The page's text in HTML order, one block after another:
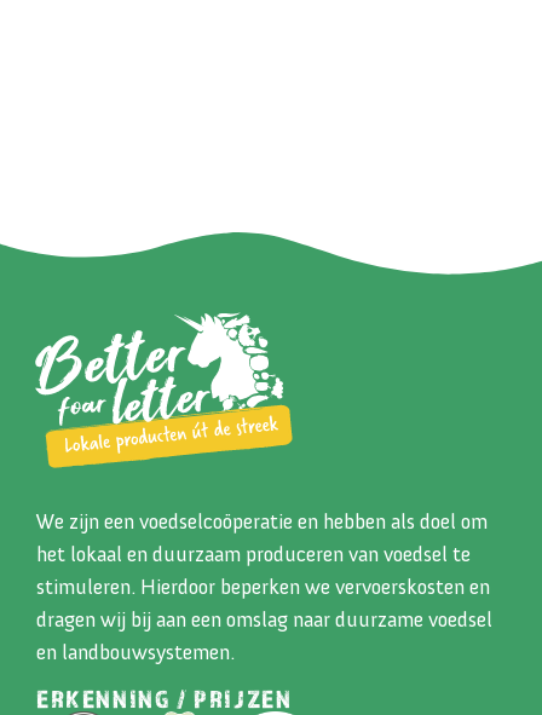
We zijn een voedselcoöperatie en hebben als doel om
het lokaal en duurzaam produceren van voedsel te
stimuleren. Hierdoor beperken we vervoerskosten en
dragen wij bij aan een omslag naar duurzame voedsel
en landbouwsystemen.
ERKENNING / PRIJZEN